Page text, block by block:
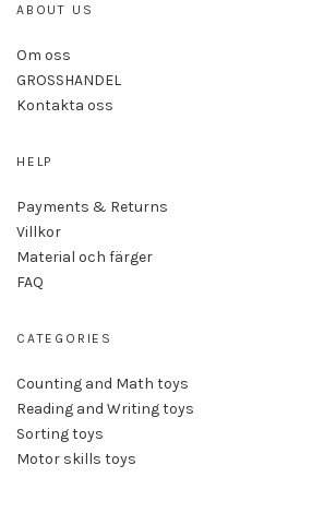
ABOUT US
Om oss
GROSSHANDEL
Kontakta oss
HELP
Payments & Returns
Villkor
Material och färger
FAQ
CATEGORIES
Counting and Math toys
Reading and Writing toys
Sorting toys
Motor skills toys